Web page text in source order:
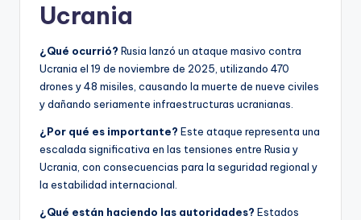
Ucrania
¿Qué ocurrió? Rusia lanzó un ataque masivo contra
Ucrania el 19 de noviembre de 2025, utilizando 470
drones y 48 misiles, causando la muerte de nueve civiles
y dañando seriamente infraestructuras ucranianas.
¿Por qué es importante? Este ataque representa una
escalada significativa en las tensiones entre Rusia y
Ucrania, con consecuencias para la seguridad regional y
la estabilidad internacional.
¿Qué están haciendo las autoridades? Estados